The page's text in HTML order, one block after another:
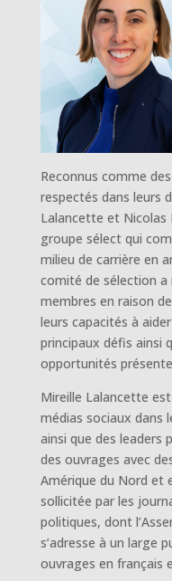
Reconnus comme
respectés dans leurs
Lalancette et
groupe sélect qui
milieu de carrière en
comité de sélection
membres en raison
leurs capacités à
principaux défis ainsi
opportunités
Mireille Lalancette
médias sociaux dans
ainsi que des leaders
des ouvrages avec
Amérique du Nord et
sollicitée par les
politiques, dont
s’adresse à un large
ouvrages en français